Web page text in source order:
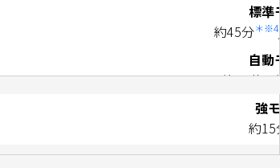
標準
約45分＊※4
自動
約15分～
強
約15